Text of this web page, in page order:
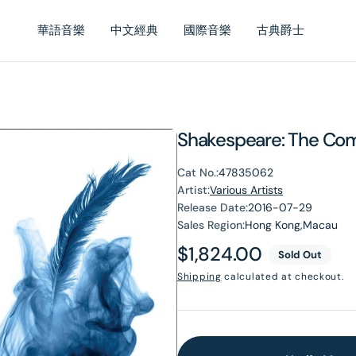
華語音樂 中文經典 國際音樂 古典爵士
Shakespeare: The
Cat No.:47835062
Artist:Various Artists
Release Date:2016-07-29
Sales Region:Hong Kong,Macau
Regular
price
$1,824.00 Sold Out
Shipping calculated at checkout.